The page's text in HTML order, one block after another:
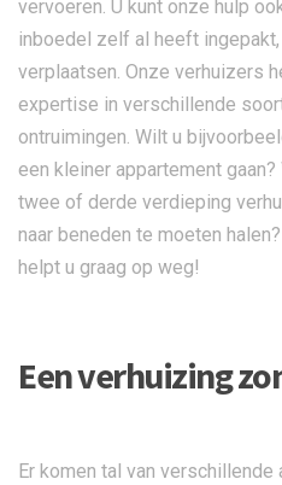
vervoeren. U kunt onze hulp
inboedel zelf al heeft
verplaatsen. Onze verhuizers
expertise in verschillende
ontruimingen. Wilt u
een kleiner appartement
twee of derde verdieping
naar beneden te moeten
helpt u graag op weg!
Een verhuizing
Er komen tal van